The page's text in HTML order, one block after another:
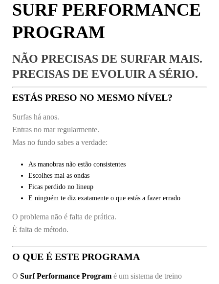
SURF PERFORMANCE
PROGRAM
NÃO PRECISAS DE SURFAR MAIS.
PRECISAS DE EVOLUIR A SÉRIO.
ESTÁS PRESO NO MESMO NÍVEL?
Surfas há anos.
Entras no mar regularmente.
Mas no fundo sabes a verdade:
As manobras não estão consistentes
Escolhes mal as ondas
Ficas perdido no lineup
E ninguém te diz exatamente o que estás a fazer errado
O problema não é falta de prática.
É falta de método.
O QUE É ESTE PROGRAMA
O Surf Performance Program é um sistema de treino